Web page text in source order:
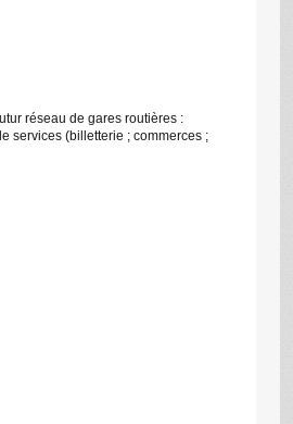
réseau de gares routières :
services (billetterie ; commerces ;